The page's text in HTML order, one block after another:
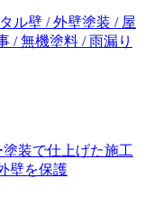
ル壁 / 外壁塗装 / 屋
/ 無機塗料 / 雨漏り